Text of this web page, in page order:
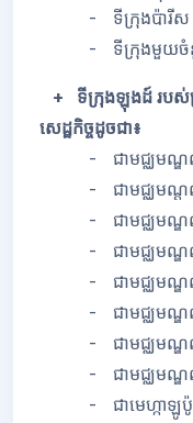
- ទីក្រុងប៉ារីស រប
- ទីក្រុងមួយចំនួនក្នុ
+ ទីក្រុងឡុងដ៍ របស់ប្
សេដ្ឋកិច្ចដូចជា៖
- ជាមជ្ឈមណ្ឌល
- ជាមជ្ឈមណ្ដលហិ
- ជាមជ្ឈមណ្ឌលធ
- ជាមជ្ឈមណ្ឌល
- ជាមជ្ឈមណ្ឌល
- ជាមជ្ឈមណ្ឌល
- ជាមជ្ឈមណ្ឌលស
- ជាមជ្ឈមណ្ឌល
- ជាមេហ្កាឡូប៉ូល